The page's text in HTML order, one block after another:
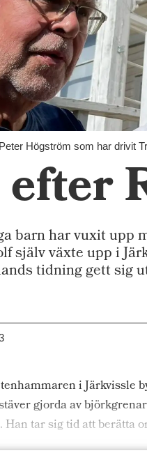
Högström som har drivit
barn har vuxit upp
själv växte upp i
tidning gett sig
i Järkvissle
gjorda av
tar sig tid att berätta